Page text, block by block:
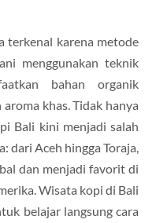
terkenal karena metode
menggunakan teknik
bahan organik
khas. Tidak hanya
Bali kini menjadi salah
dari Aceh hingga Toraja,
dan menjadi favorit di
Wisata kopi di Bali
belajar langsung cara